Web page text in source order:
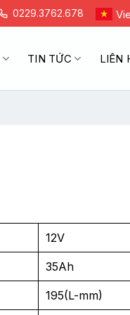
0229.3762.678
TIN TỨC LIÊN
12V
35Ah
195(L-mm)